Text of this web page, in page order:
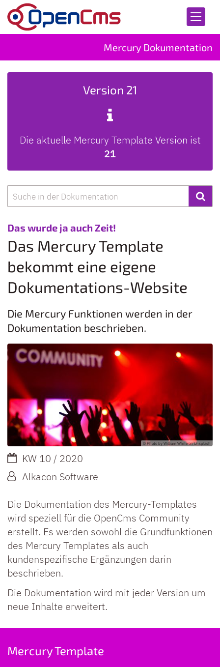
Zum Inhalt springen
Mercury Dokumentation
Das wurde ja auch Zeit!
Das Mercury Template
bekommt eine eigene
Dokumentations-Website
Die Mercury Funktionen werden in der
Dokumentation beschrieben.
© Photo by William White on Unsplash
Datum:KW 10 / 2020
Von:Alkacon Software
Die Dokumentation des Mercury-Templates
wird speziell für die OpenCms Community
erstellt. Es werden sowohl die Grundfunktionen
des Mercury Templates als auch
kundenspezifische Ergänzungen darin
beschrieben.
Die Dokumentation wird mit jeder Version um
neue Inhalte erweitert.
Version 21
Die aktuelle Mercury Template Version ist
21
Suche
Mercury Template